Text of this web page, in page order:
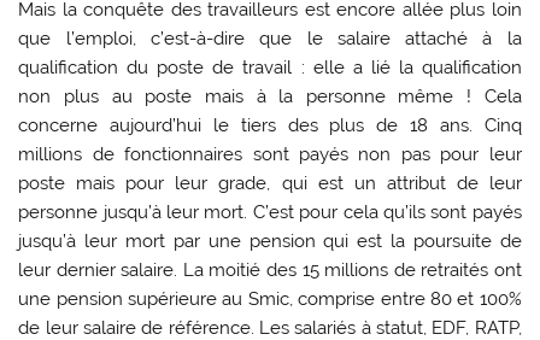
Mais la conquête des travailleurs est encore allée plus loin
que l’emploi, c’est-à-dire que le salaire attaché à la
qualification du poste de travail : elle a lié la qualification
non plus au poste mais à la personne même ! Cela
concerne aujourd’hui le tiers des plus de 18 ans. Cinq
millions de fonctionnaires sont payés non pas pour leur
poste mais pour leur grade, qui est un attribut de leur
personne jusqu’à leur mort. C’est pour cela qu’ils sont payés
jusqu’à leur mort par une pension qui est la poursuite de
leur dernier salaire. La moitié des 15 millions de retraités ont
une pension supérieure au Smic, comprise entre 80 et 100%
de leur salaire de référence. Les salariés à statut, EDF, RATP,